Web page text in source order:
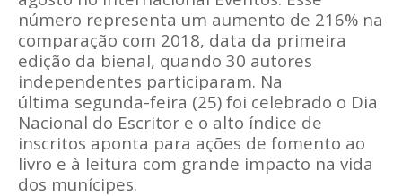
número representa um aumento de 216% na
comparação com 2018, data da primeira
edição da bienal, quando 30 autores
independentes participaram. Na
última segunda-feira (25) foi celebrado o Dia
Nacional do Escritor e o alto índice de
inscritos aponta para ações de fomento ao
livro e à leitura com grande impacto na vida
dos munícipes.